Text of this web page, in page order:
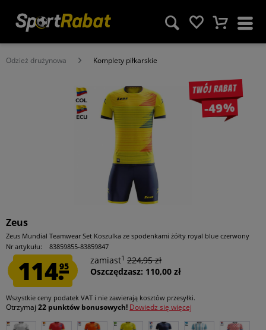
Odzież drużynowa Komplety piłkarskie
Twój rabat
-49%
Zeus
Zeus Mundial Teamwear Set Koszulka ze spodenkami żółty royal blue czerwony
Nr artykułu:
83859855-83859847
114.95
zamiast1 224,95 zł
Oszczędzasz: 110,00 zł
Wszystkie ceny podatek VAT i nie zawierają kosztów przesyłki.
Otrzymaj 22 punktów bonusowych! Dowiedz się więcej